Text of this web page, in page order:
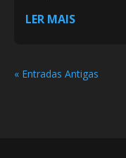
LER MAIS
« Entradas Antigas